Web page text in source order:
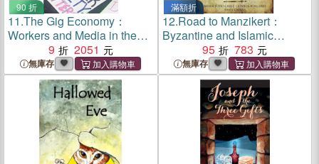
90 折
11.The Gig Economy：
Workers and Media in the
Age of Convergence
9 2051
無庫存
滿額折
12.Road to Manzikert：
Byzantine and Islamic
Warfare, 527-1071
95 783
無庫存